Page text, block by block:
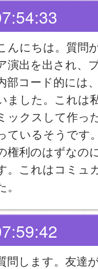
んにちは。質問
演出を出され、
部コード的には
ました。これは
ックスして作っ
ているそうです
権利のはずなの
。これはコミュ
。
問します。友達